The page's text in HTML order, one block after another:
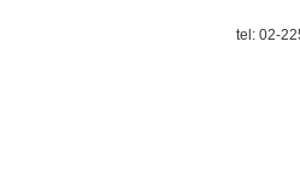
tel: 02-